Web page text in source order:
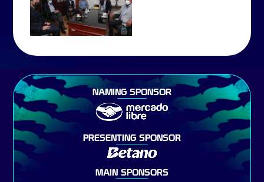
NAMING SPONSOR
PRESENTING SPONSOR
MAIN SPONSORS